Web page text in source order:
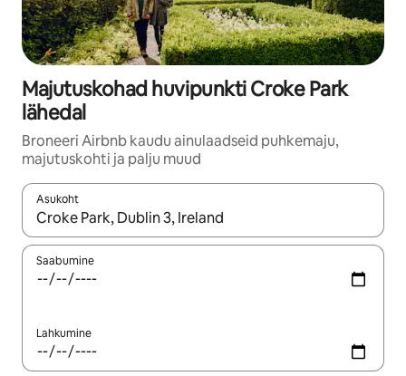
Majutuskohad huvipunkti Croke Park
lähedal
Broneeri Airbnb kaudu ainulaadseid puhkemaju,
majutuskohti ja palju muud
Asukoht
Kui tulemused on kuvatud, liigu ekraanil nooleklahvidega või
Saabumine
Lahkumine